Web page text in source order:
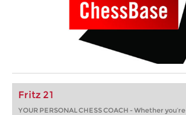
Fritz 21
YOUR PERSONAL CHESS COACH - Whether you’re